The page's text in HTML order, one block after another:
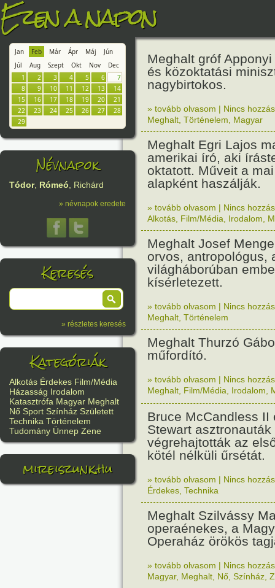
Ezen a napon
Jan Feb Már Ápr Máj
Jún
Júl
Aug Szept Okt Nov
Dec
1
2 3 4 5 6
7
8
9 10 11 12 13
14
15
16 17 18 19 20
21
22
23 24 25 26 27
28
29
Névnapok
Tódor, Rómeó, Richárd
» névnapok eredete
Keresés
» részletes keresés
Kategóriák
Alkotás Érdekes Film/Média
Házasság Irodalom
Katasztrófa Magyar Meghalt
Nő Sport Színház Született
Technika Történelem
Tudomány Ünnep Zene
mireiszunk.hu
Meghalt gróf
és közoktatási
nagybirtokos.
» tovább olvasom | Nincs
Meghalt Történelem Magyar
Meghalt Egri Lajos
amerikai író, aki
oktatott. Műveit a
alapként haszálják.
» tovább olvasom | Nincs
Alkotás Film/Média Irodalom
Meghalt Josef
orvos, antropológus,
világháborúban
kísérletezett.
» tovább olvasom | Nincs
Meghalt Történelem
Meghalt Thurzó
műfordító.
» tovább olvasom | Nincs
Meghalt Film/Média Irodalom
Bruce McCandless II
Stewart asztronauták
végrehajtották az
kötél nélküli űrsétát.
» tovább olvasom | Nincs
Érdekes Technika
Meghalt Szilvássy
operaénekes, a
Operaház örökös
» tovább olvasom | Nincs
Magyar, Meghalt Nő Színház